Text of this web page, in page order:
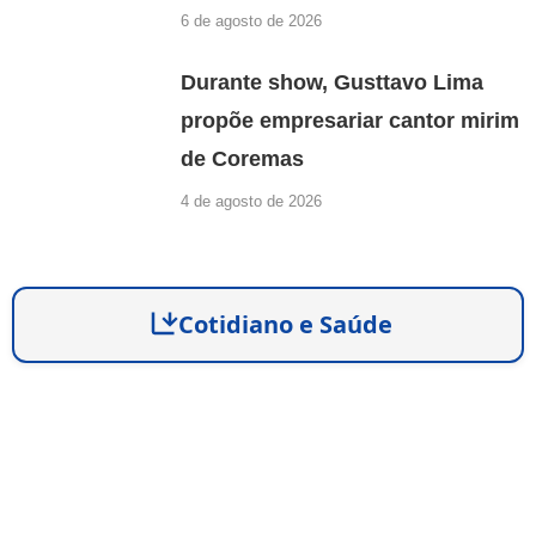
6 de agosto de 2026
Durante show, Gusttavo Lima
propõe empresariar cantor mirim
de Coremas
4 de agosto de 2026
Cotidiano e Saúde